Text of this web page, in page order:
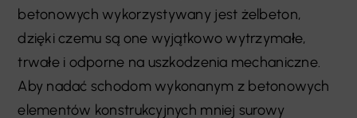
betonowych wykorzystywany jest żelbeton,
dzięki czemu są one wyjątkowo wytrzymałe,
trwałe i odporne na uszkodzenia mechaniczne.
Aby nadać schodom wykonanym z betonowych
elementów konstrukcyjnych mniej surowy